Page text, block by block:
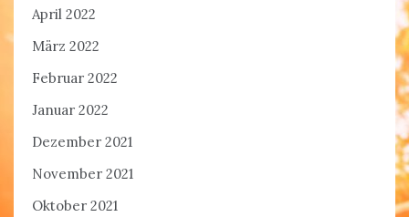
April 2022
März 2022
Februar 2022
Januar 2022
Dezember 2021
November 2021
Oktober 2021